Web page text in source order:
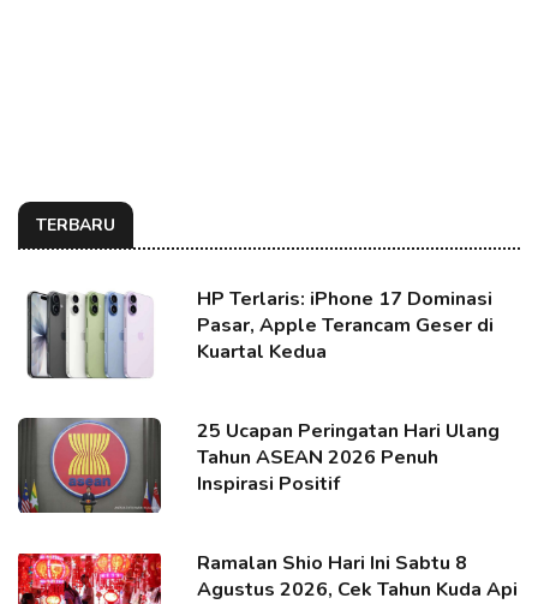
TERBARU
HP Terlaris: iPhone 17 Dominasi
Pasar, Apple Terancam Geser di
Kuartal Kedua
25 Ucapan Peringatan Hari Ulang
Tahun ASEAN 2026 Penuh
Inspirasi Positif
Ramalan Shio Hari Ini Sabtu 8
Agustus 2026, Cek Tahun Kuda Api